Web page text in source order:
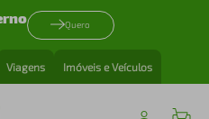
Quero
Viagens Imóveis e Veículos